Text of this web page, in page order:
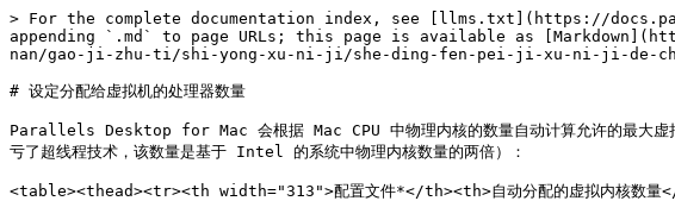
> For the complete documentation index, see [llms.txt](https://
appending `.md` to page URLs; this page is available as
nan/gao-ji-zhu-ti/shi-yong-xu-ni-ji/she-ding-fen-pei-ji-xu-ni-ji-de-
# 设定分配给虚拟机的处理器数量
Parallels Desktop for Mac 会根据 Mac CPU 中物理内核的数量自动计算允许的最大虚
亏了超线程技术，该数量是基于 Intel 的系统中物理内核数量的两倍）：
<table><thead><tr><th width="313">配置文件*</th><th>自动分配的虚拟内核数